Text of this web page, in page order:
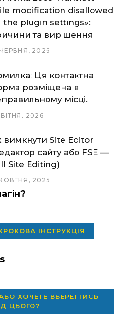
modification disallowed
the plugin settings»:
та вирішення
ЧЕРВНЯ, 2026
Ця контактна
розміщена в
місці.
2026
вимкнути Site Editor
сайту або FSE —
Site Editing)
2025
ІНСТРУКЦІЯ
ХОЧЕТЕ ВБЕРЕГТИСЬ
ЦЬОГО?